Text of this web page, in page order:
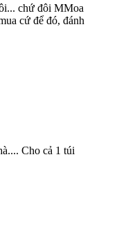
chứ đôi MMoa
cứ để đó, đánh
Cho cả 1 túi